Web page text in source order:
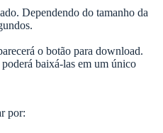
Dependendo do tamanho da
o botão para download.
baixá-las em um único
por: